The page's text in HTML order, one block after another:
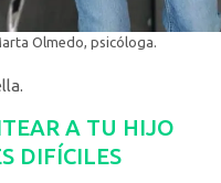
Olmedo, psicóloga.
A TU HIJO
DIFÍCILES